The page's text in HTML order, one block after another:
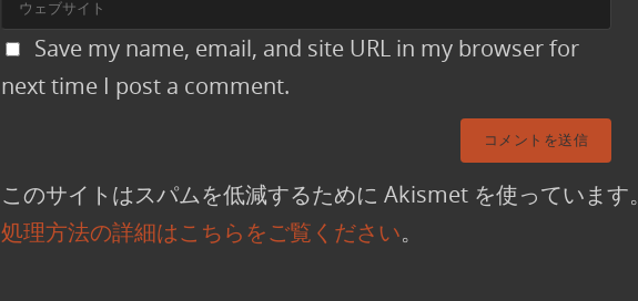
Save my name, email, and site URL in my browser for
next time I post a comment.
このサイトはスパムを低減するために Akismet を使っています。
処理方法の詳細はこちらをご覧ください。